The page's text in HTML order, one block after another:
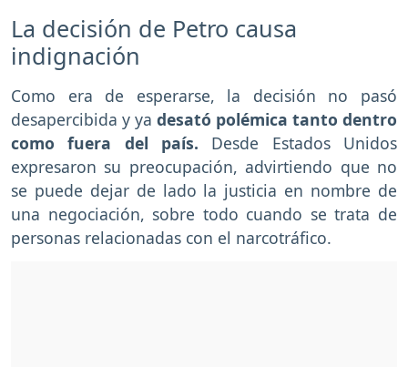
La decisión de Petro causa
indignación
Como era de esperarse, la decisión no pasó
desapercibida y ya desató polémica tanto dentro
como fuera del país. Desde Estados Unidos
expresaron su preocupación, advirtiendo que no
se puede dejar de lado la justicia en nombre de
una negociación, sobre todo cuando se trata de
personas relacionadas con el narcotráfico.